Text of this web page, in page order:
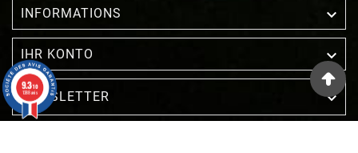
INFORMATIONS 
IHR KONTO 
NEWSLETTER 
9.3/10
1388 avis